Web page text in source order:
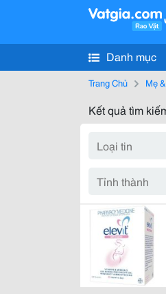
Danh mục
Trang Chủ Mẹ
Kết quả tìm